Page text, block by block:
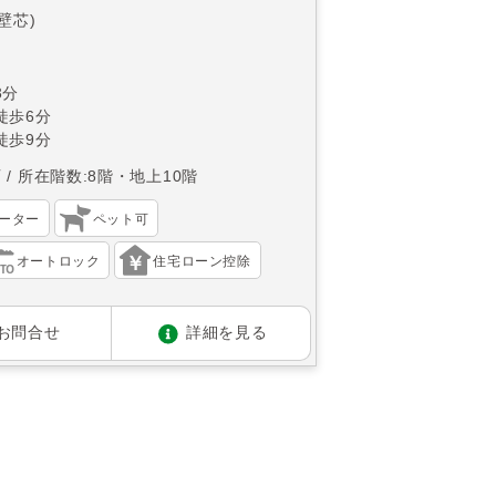
芯)
歩6分
歩9分
所在階数:8階・地上10階
ター ペット可
オートロック 住宅ローン控除
問合せ 詳細を見る